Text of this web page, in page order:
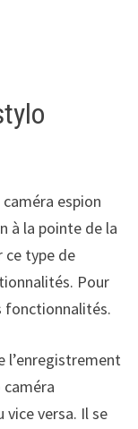
espion
à la pointe de la
ce type de
Pour
fonctionnalités.
l’enregistrement
vice versa. Il se